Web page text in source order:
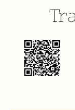
E-BOOK: "SER NOBRE É